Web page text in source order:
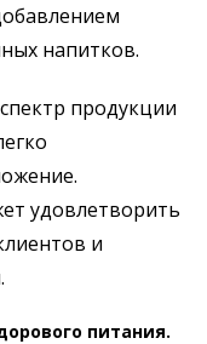
напитков.
продукции
удовлетворить
и
питания.